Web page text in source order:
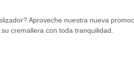
Aproveche nuestra nueva
cremallera con toda tranquilidad.